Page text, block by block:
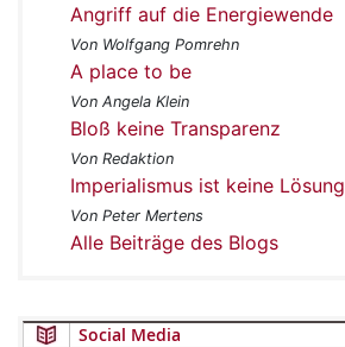
Angriff auf die Energiewende
Von Wolfgang Pomrehn
A place to be
Von Angela Klein
Bloß keine Transparenz
Von Redaktion
Imperialismus ist keine Lösung
Von Peter Mertens
Alle Beiträge des Blogs
Social Media